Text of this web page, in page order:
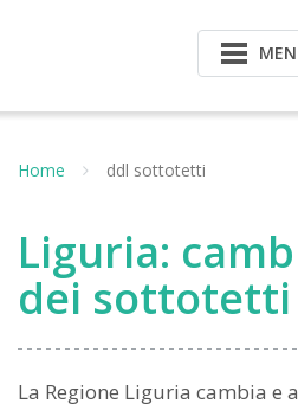
Home ddl sottotetti
Liguria:
dei sottotetti
La Regione Liguria cambia e